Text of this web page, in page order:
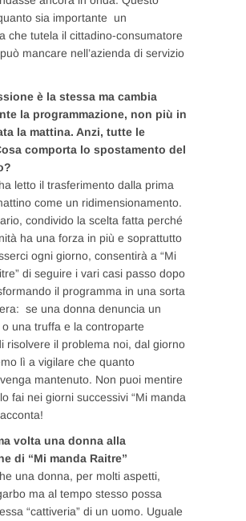
sia importante un
che tutela il cittadino-consumatore
mancare nell’azienda di servizio
è la stessa ma cambia
la programmazione, non più in
la mattina. Anzi, tutte le
comporta lo spostamento del
letto il trasferimento dalla prima
come un ridimensionamento.
condivido la scelta fatta perché
ha una forza in più e soprattutto
ogni giorno, consentirà a “Mi
di seguire i vari casi passo dopo
il programma in una sorta
se una donna denuncia un
una truffa e la controparte
risolvere il problema noi, dal giorno
lì a vigilare che quanto
mantenuto. Non puoi mentire
fai nei giorni successivi “Mi manda
volta una donna alla
di “Mi manda Raitre”
una donna, per molti aspetti,
ma al tempo stesso possa
“cattiveria” di un uomo. Uguale